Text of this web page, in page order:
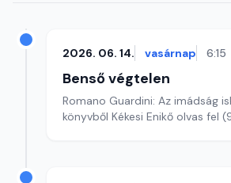
2026. 06. 14. vasárnap 6:15
Benső végtelen
Romano Guardini: Az imádság
könyvből Kékesi Enikő olvas fel